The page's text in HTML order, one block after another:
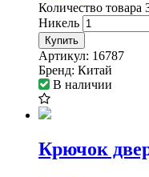
Количество товара
Никель
Купить
Артикул: 16787
Бренд: Китай
В наличии
Крючок